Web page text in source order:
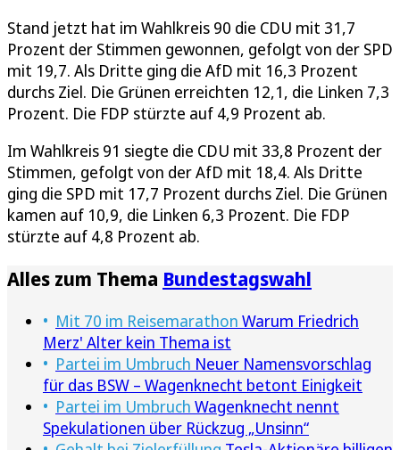
Stand jetzt hat im Wahlkreis 90 die CDU mit 31,7
Prozent der Stimmen gewonnen, gefolgt von der SPD
mit 19,7. Als Dritte ging die AfD mit 16,3 Prozent
durchs Ziel. Die Grünen erreichten 12,1, die Linken 7,3
Prozent. Die FDP stürzte auf 4,9 Prozent ab.
Im Wahlkreis 91 siegte die CDU mit 33,8 Prozent der
Stimmen, gefolgt von der AfD mit 18,4. Als Dritte
ging die SPD mit 17,7 Prozent durchs Ziel. Die Grünen
kamen auf 10,9, die Linken 6,3 Prozent. Die FDP
stürzte auf 4,8 Prozent ab.
Alles zum Thema Bundestagswahl
Mit 70 im Reisemarathon Warum Friedrich
Merz' Alter kein Thema ist
Partei im Umbruch Neuer Namensvorschlag
für das BSW – Wagenknecht betont Einigkeit
Partei im Umbruch Wagenknecht nennt
Spekulationen über Rückzug „Unsinn“